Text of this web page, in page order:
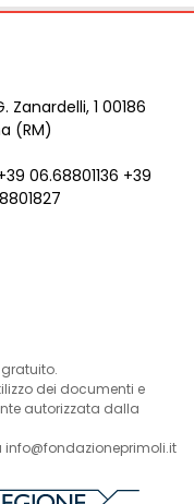
Zanardelli, 1 00186
(RM)
06.68801136 +39
dei documenti e
autorizzata dalla
info@fondazioneprimoli.it